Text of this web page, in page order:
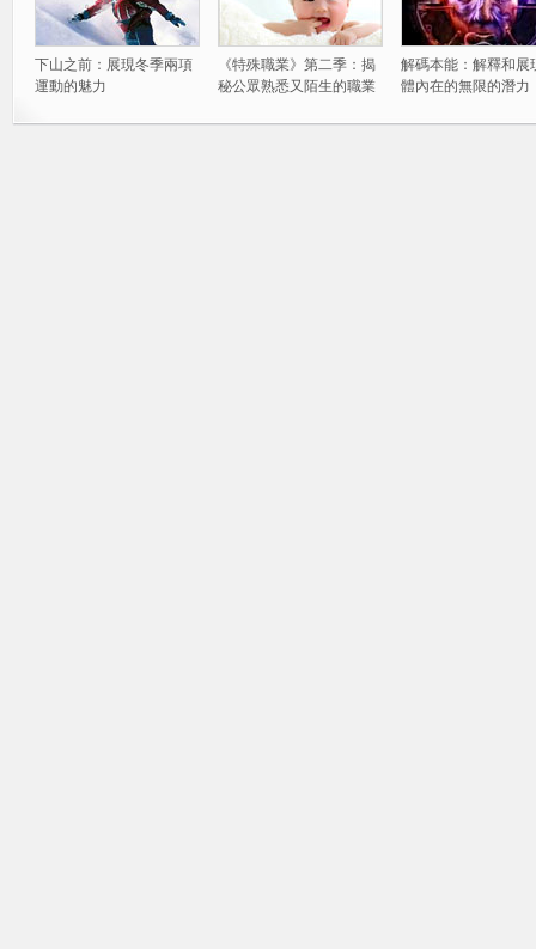
下山之前：展現冬季兩項
運動的魅力
《特殊職業》第二季：揭
秘公眾熟悉又陌生的職業
解碼本能：解釋和展
體內在的無限的潛力